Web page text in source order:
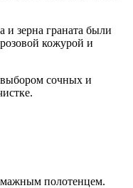
и зерна граната были
кожурой и
выбором сочных и
полотенцем.